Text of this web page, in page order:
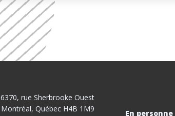
6370, rue Sherbrooke Ouest
Montréal, Québec H4B 1M9
En personne